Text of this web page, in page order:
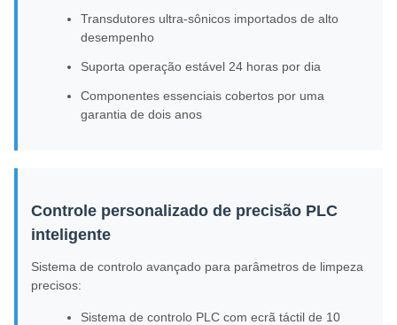
Transdutores ultra-sônicos importados de alto
desempenho
Suporta operação estável 24 horas por dia
Componentes essenciais cobertos por uma
garantia de dois anos
Controle personalizado de precisão PLC
inteligente
Sistema de controlo avançado para parâmetros de limpeza
precisos:
Sistema de controlo PLC com ecrã táctil de 10